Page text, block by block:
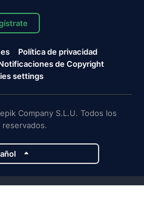
Política de privacidad
de Copyright
settings
Company S.L.U. Todos los